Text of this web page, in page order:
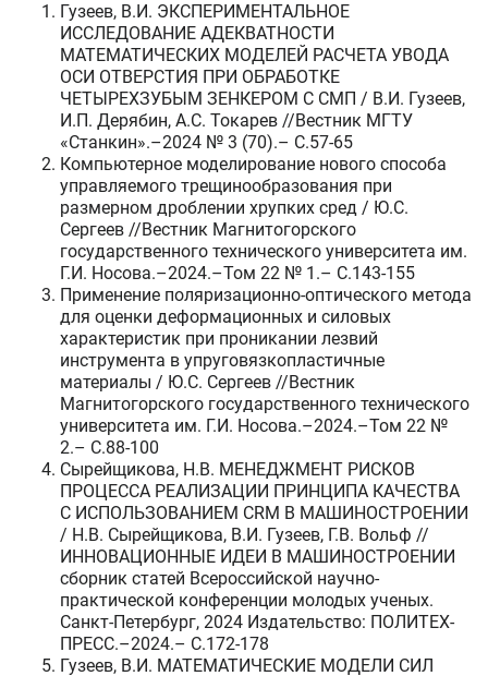
Гузеев, В.И. ЭКСПЕРИМЕНТАЛЬНОЕ
ИССЛЕДОВАНИЕ АДЕКВАТНОСТИ
МАТЕМАТИЧЕСКИХ МОДЕЛЕЙ РАСЧЕТА УВОДА
ОСИ ОТВЕРСТИЯ ПРИ ОБРАБОТКЕ
ЧЕТЫРЕХЗУБЫМ ЗЕНКЕРОМ С СМП / В.И. Гузеев,
И.П. Дерябин, А.С. Токарев //Вестник МГТУ
«Станкин».–2024 № 3 (70).– C.57-65
Компьютерное моделирование нового способа
управляемого трещинообразования при
размерном дроблении хрупких сред / Ю.С.
Сергеев //Вестник Магнитогорского
государственного технического университета им.
Г.И. Носова.–2024.–Том 22 № 1.– C.143-155
Применение поляризационно-оптического метода
для оценки деформационных и силовых
характеристик при проникании лезвий
инструмента в упруговязкопластичные
материалы / Ю.С. Сергеев //Вестник
Магнитогорского государственного технического
университета им. Г.И. Носова.–2024.–Том 22 №
2.– C.88-100
Сырейщикова, Н.В. МЕНЕДЖМЕНТ РИСКОВ
ПРОЦЕССА РЕАЛИЗАЦИИ ПРИНЦИПА КАЧЕСТВА
С ИСПОЛЬЗОВАНИЕМ CRM В МАШИНОСТРОЕНИИ
/ Н.В. Сырейщикова, В.И. Гузеев, Г.В. Вольф //
ИННОВАЦИОННЫЕ ИДЕИ В МАШИНОСТРОЕНИИ
сборник статей Всероссийской научно-
практической конференции молодых ученых.
Санкт-Петербург, 2024 Издательство: ПОЛИТЕХ-
ПРЕСС.–2024.– C.172-178
Гузеев, В.И. МАТЕМАТИЧЕСКИЕ МОДЕЛИ СИЛ